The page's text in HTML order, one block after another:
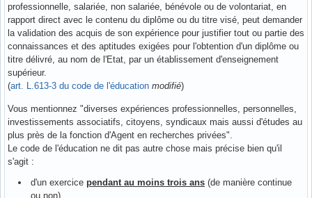
professionnelle, salariée, non salariée, bénévole ou de volontariat, en
rapport direct avec le contenu du diplôme ou du titre visé, peut demander
la validation des acquis de son expérience pour justifier tout ou partie des
connaissances et des aptitudes exigées pour l'obtention d'un diplôme ou
titre délivré, au nom de l'Etat, par un établissement d'enseignement
supérieur.
(art. L.613-3 du code de l'éducation modifié)
Vous mentionnez "diverses expériences professionnelles, personnelles,
investissements associatifs, citoyens, syndicaux mais aussi d'études au
plus près de la fonction d'Agent en recherches privées".
Le code de l'éducation ne dit pas autre chose mais précise bien qu'il
s'agit :
d'un exercice pendant au moins trois ans (de manière continue
ou non)